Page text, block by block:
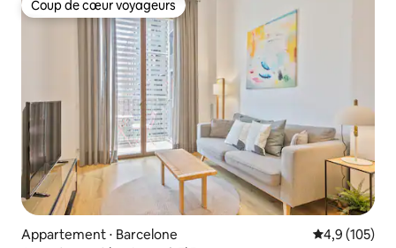
Coup de cœur voyageurs
Coup de cœur voyageurs
Appartement ⋅ Barcelone Évaluation
4,9 (105)